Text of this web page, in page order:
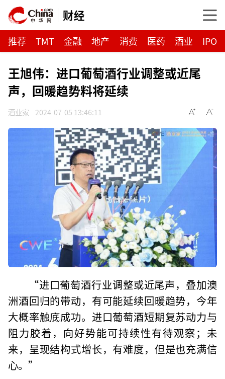
财经
推荐 TMT 金融 地产 消费 医药 酒业 IPO
王旭伟：进口葡萄酒行业调整或近尾
声，回暖趋势料将延续
酒业家 2024-07-05 13:46:11
“进口葡萄酒行业调整或近尾声，叠加澳
洲酒回归的带动，有可能延续回暖趋势，今年
大概率触底成功。进口葡萄酒短期复苏动力与
阻力胶着，向好势能可持续性有待观察；未
来，呈现结构式增长，有难度，但是也充满信
心。”